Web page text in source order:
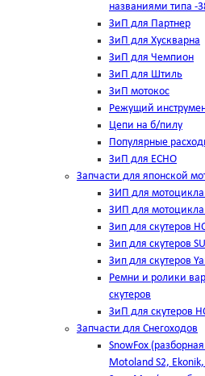
названиями типа -
ЗиП для Партнер
ЗиП для Хускварна
ЗиП для Чемпион
ЗиП для Штиль
ЗиП мотокос
Режущий
Цепи на б/пилу
Популярные
ЗиП для ЕСНО
Запчасти для японской
ЗИП для мотоцикла
ЗИП для мотоцикла
Зип для скутеров
Зип для скутеров
Зип для скутеров
Ремни и ролики
скутеров
ЗиП для скутеров
Запчасти для Снегоходов
SnowFox
Motoland S2,